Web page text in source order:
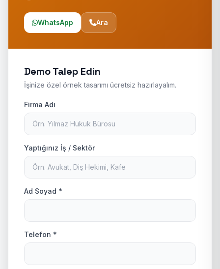
WhatsApp Ara
Demo Talep Edin
İşinize özel örnek tasarımı ücretsiz hazırlayalım.
Firma Adı
Yaptığınız İş / Sektör
Ad Soyad *
Telefon *